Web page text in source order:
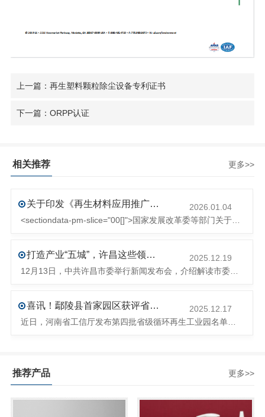
上一篇：再生塑料颗粒除尘设备专利证书
下一篇：ORPP认证
相关推荐 更多>>
关于印发《再生材料应用推广行动方案》的通知(发改环资〔2025〕1681号)
2026.01.04
打造产业“五城”，许昌这些领域将迎来大发展！
2025.12.19
喜讯！鄢陵县首家园区获评省级循环再生工业园
2025.12.17
推荐产品 更多>>